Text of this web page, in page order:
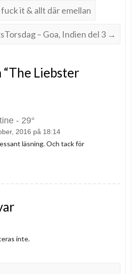
it & allt där emellan
– Goa, Indien del 3 →
The Liebster
- 29°
2016 på 18:14
läsning. Och tack för
inte.